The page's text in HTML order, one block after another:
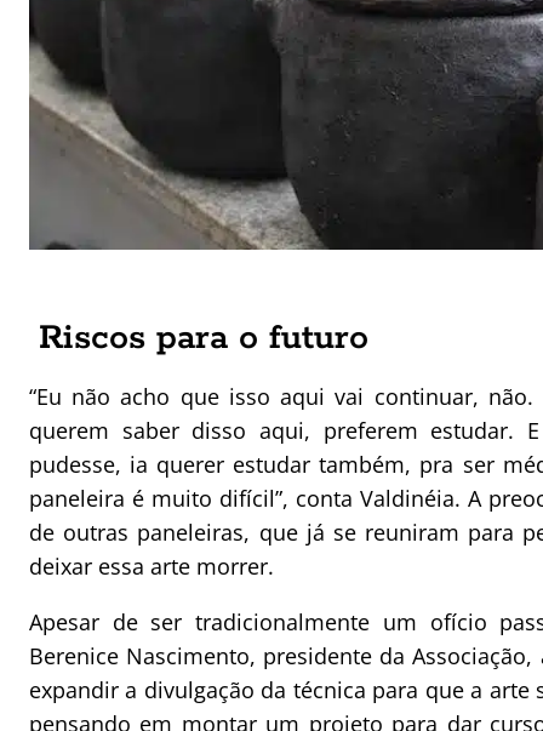
Riscos para o futuro
“Eu não acho que isso aqui vai continuar,
querem saber disso aqui, preferem estudar.
pudesse, ia querer estudar também, pra ser
paneleira é muito difícil”, conta Valdinéia. A
de outras paneleiras, que já se reuniram para
deixar essa arte morrer.
Apesar de ser tradicionalmente um ofício
Berenice Nascimento, presidente da
expandir a divulgação da técnica para que a arte
pensando em montar um projeto para dar